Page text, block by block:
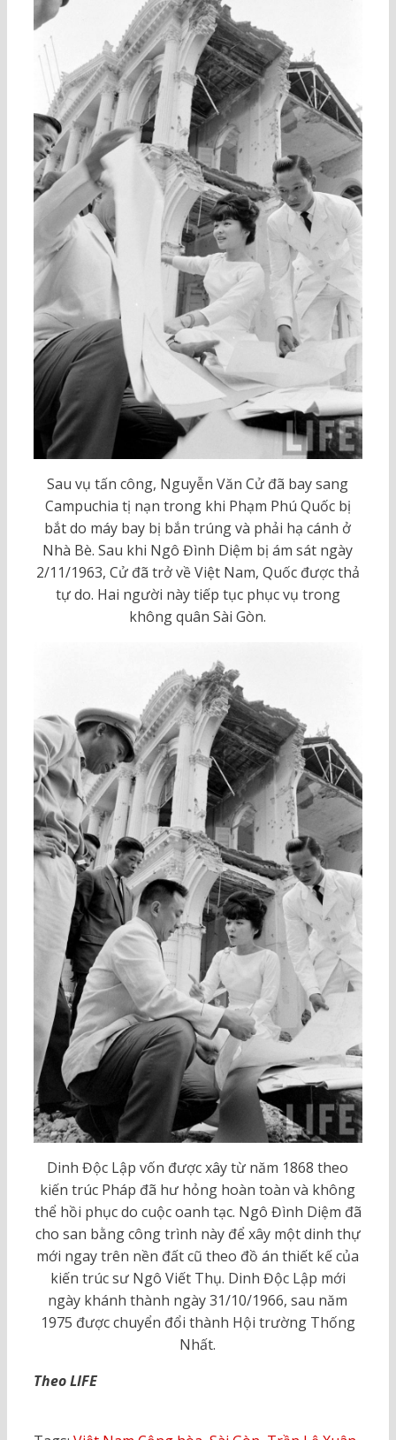
Sau vụ tấn công, Nguyễn Văn Cử đã bay sang
Campuchia tị nạn trong khi Phạm Phú Quốc bị
bắt do máy bay bị bắn trúng và phải hạ cánh ở
Nhà Bè. Sau khi Ngô Đình Diệm bị ám sát ngày
2/11/1963, Cử đã trở về Việt Nam, Quốc được thả
tự do. Hai người này tiếp tục phục vụ trong
không quân Sài Gòn.
Dinh Độc Lập vốn được xây từ năm 1868 theo
kiến trúc Pháp đã hư hỏng hoàn toàn và không
thể hồi phục do cuộc oanh tạc. Ngô Đình Diệm đã
cho san bằng công trình này để xây một dinh thự
mới ngay trên nền đất cũ theo đồ án thiết kế của
kiến trúc sư Ngô Viết Thụ. Dinh Độc Lập mới
ngày khánh thành ngày 31/10/1966, sau năm
1975 được chuyển đổi thành Hội trường Thống
Nhất.
Theo LIFE